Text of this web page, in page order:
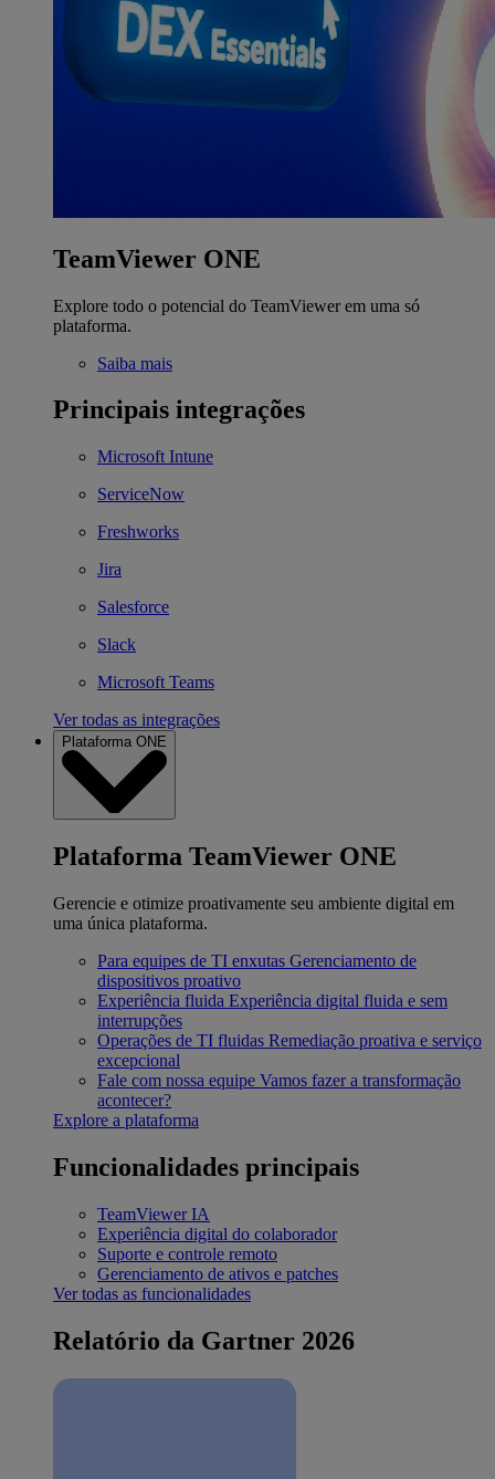
TeamViewer ONE
Explore todo o potencial do TeamViewer em uma só
plataforma.
Saiba mais
Principais integrações
Microsoft Intune
ServiceNow
Freshworks
Jira
Salesforce
Slack
Microsoft Teams
Ver todas as integrações
Plataforma ONE
Plataforma TeamViewer ONE
Gerencie e otimize proativamente seu ambiente digital em
uma única plataforma.
Para equipes de TI enxutas Gerenciamento de
dispositivos proativo
Experiência fluida Experiência digital fluida e sem
interrupções
Operações de TI fluidas Remediação proativa e serviço
excepcional
Fale com nossa equipe Vamos fazer a transformação
acontecer?
Explore a plataforma
Funcionalidades principais
TeamViewer IA
Experiência digital do colaborador
Suporte e controle remoto
Gerenciamento de ativos e patches
Ver todas as funcionalidades
Relatório da Gartner 2026